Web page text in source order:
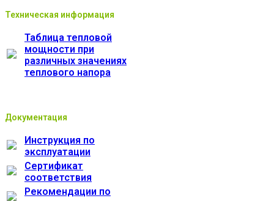
Техническая информация
Таблица тепловой
мощности при
различных значениях
теплового напора
Документация
Инструкция по
эксплуатации
Сертификат
соответствия
Рекомендации по